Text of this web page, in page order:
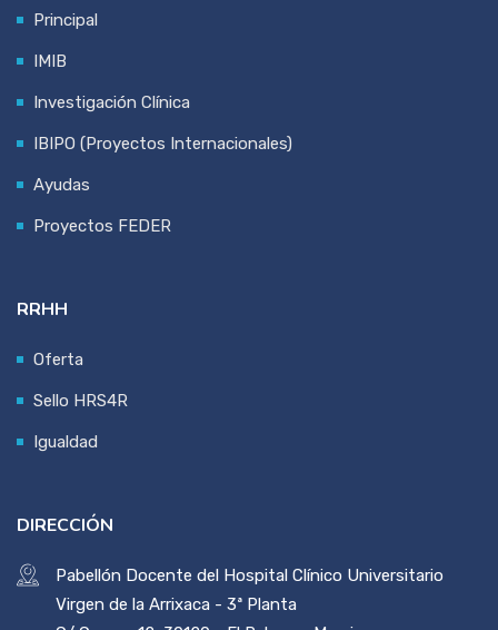
Principal
IMIB
Investigación Clínica
IBIPO (Proyectos Internacionales)
Ayudas
Proyectos FEDER
RRHH
Oferta
Sello HRS4R
Igualdad
DIRECCIÓN
Pabellón Docente del Hospital Clínico Universitario
Virgen de la Arrixaca - 3ª Planta